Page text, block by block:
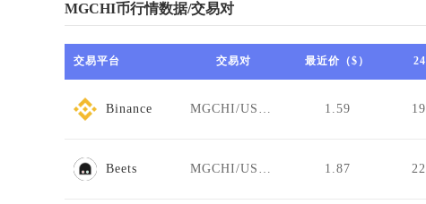
MGCHI币行情数据/交易对
交易平台 交易对 最近价（$）
Binance MGCHI/USDT 1.59
Beets MGCHI/USDT 1.87